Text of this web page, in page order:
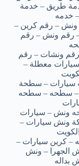
طريق – خدمة
خدمه
– رقم كرين –
رقم ونش – رقم
ونشات – رقم
معطلة –
– سطحة
– سطحه – سطحه
ونش – سيارات
ونش سيارات –
كرين سيارات –
الجهرا – ونش
بداله